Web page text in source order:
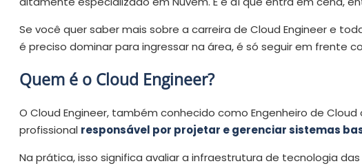
Se você quer saber mais sobre a carreira de Cloud Engineer e
é preciso dominar para ingressar na área, é só seguir em frente
Quem é o Cloud Engineer?
O Cloud Engineer, também conhecido como Engenheiro de
profissional responsável por projetar e gerenciar sistemas
Na prática, isso significa avaliar a infraestrutura de tecnologia